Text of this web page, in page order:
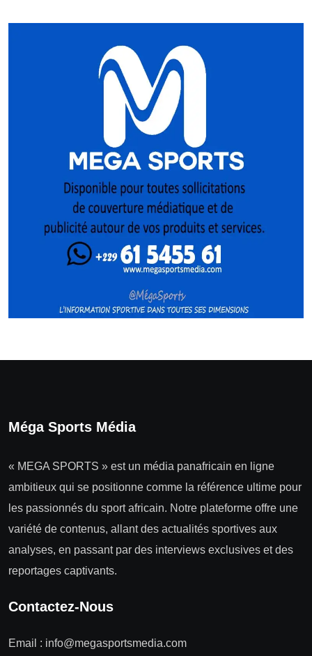
Méga Sports Média
« MEGA SPORTS » est un média panafricain en ligne
ambitieux qui se positionne comme la référence ultime pour
les passionnés du sport africain. Notre plateforme offre une
variété de contenus, allant des actualités sportives aux
analyses, en passant par des interviews exclusives et des
reportages captivants.
Contactez-Nous
Email : info@megasportsmedia.com